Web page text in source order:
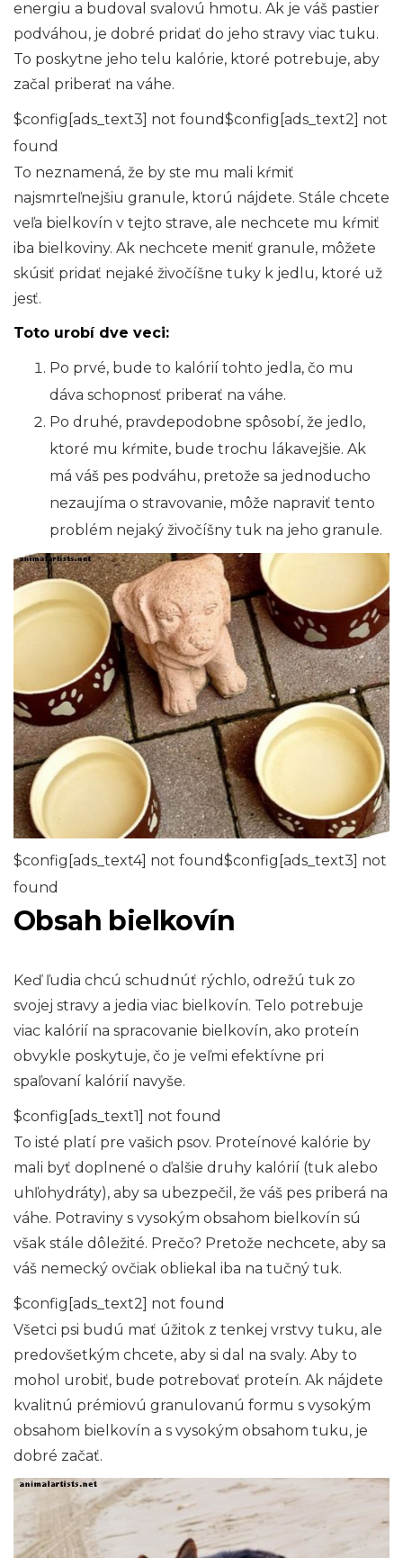
energiu a budoval svalovú hmotu. Ak je váš pastier
podváhou, je dobré pridať do jeho stravy viac tuku.
To poskytne jeho telu kalórie, ktoré potrebuje, aby
začal priberať na váhe.
$config[ads_text3] not found$config[ads_text2] not
found
To neznamená, že by ste mu mali kŕmiť
najsmrteľnejšiu granule, ktorú nájdete. Stále chcete
veľa bielkovín v tejto strave, ale nechcete mu kŕmiť
iba bielkoviny. Ak nechcete meniť granule, môžete
skúsiť pridať nejaké živočíšne tuky k jedlu, ktoré už
jesť.
Toto urobí dve veci:
Po prvé, bude to kalórií tohto jedla, čo mu
dáva schopnosť priberať na váhe.
Po druhé, pravdepodobne spôsobí, že jedlo,
ktoré mu kŕmite, bude trochu lákavejšie. Ak
má váš pes podváhu, pretože sa jednoducho
nezaujíma o stravovanie, môže napraviť tento
problém nejaký živočíšny tuk na jeho granule.
$config[ads_text4] not found$config[ads_text3] not
found
Obsah bielkovín
Keď ľudia chcú schudnúť rýchlo, odrežú tuk zo
svojej stravy a jedia viac bielkovín. Telo potrebuje
viac kalórií na spracovanie bielkovín, ako proteín
obvykle poskytuje, čo je veľmi efektívne pri
spaľovaní kalórií navyše.
$config[ads_text1] not found
To isté platí pre vašich psov. Proteínové kalórie by
mali byť doplnené o ďalšie druhy kalórií (tuk alebo
uhľohydráty), aby sa ubezpečil, že váš pes priberá na
váhe. Potraviny s vysokým obsahom bielkovín sú
však stále dôležité. Prečo? Pretože nechcete, aby sa
váš nemecký ovčiak obliekal iba na tučný tuk.
$config[ads_text2] not found
Všetci psi budú mať úžitok z tenkej vrstvy tuku, ale
predovšetkým chcete, aby si dal na svaly. Aby to
mohol urobiť, bude potrebovať proteín. Ak nájdete
kvalitnú prémiovú granulovanú formu s vysokým
obsahom bielkovín a s vysokým obsahom tuku, je
dobré začať.